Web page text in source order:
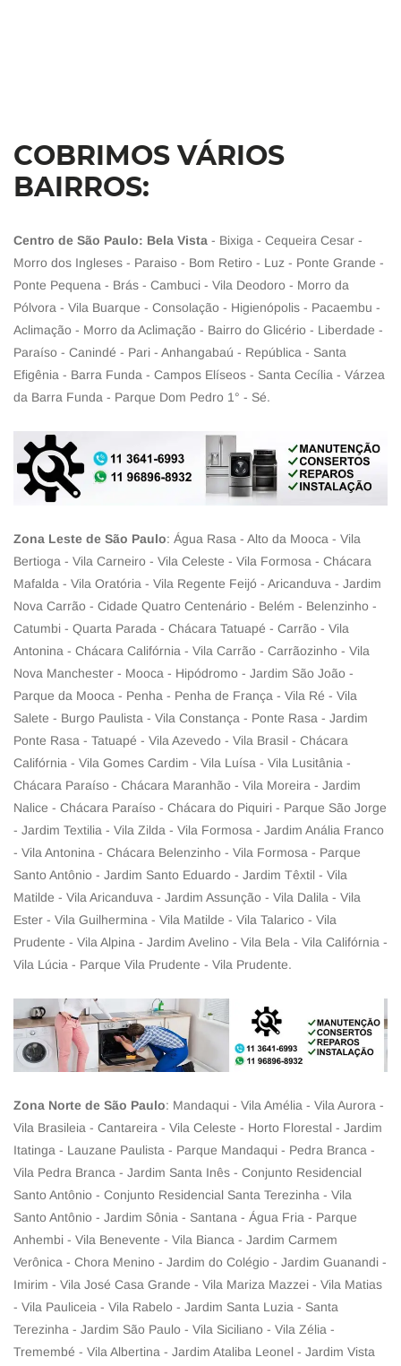
COBRIMOS VÁRIOS
BAIRROS:
Centro de São Paulo: Bela Vista - Bixiga - Cequeira Cesar -
Morro dos Ingleses - Paraiso - Bom Retiro - Luz - Ponte Grande -
Ponte Pequena - Brás - Cambuci - Vila Deodoro - Morro da
Pólvora - Vila Buarque - Consolação - Higienópolis - Pacaembu -
Aclimação - Morro da Aclimação - Bairro do Glicério - Liberdade -
Paraíso - Canindé - Pari - Anhangabaú - República - Santa
Efigênia - Barra Funda - Campos Elíseos - Santa Cecília - Várzea
da Barra Funda - Parque Dom Pedro 1° - Sé.
Zona Leste de São Paulo: Água Rasa - Alto da Mooca - Vila
Bertioga - Vila Carneiro - Vila Celeste - Vila Formosa - Chácara
Mafalda - Vila Oratória - Vila Regente Feijó - Aricanduva - Jardim
Nova Carrão - Cidade Quatro Centenário - Belém - Belenzinho -
Catumbi - Quarta Parada - Chácara Tatuapé - Carrão - Vila
Antonina - Chácara Califórnia - Vila Carrão - Carrãozinho - Vila
Nova Manchester - Mooca - Hipódromo - Jardim São João -
Parque da Mooca - Penha - Penha de França - Vila Ré - Vila
Salete - Burgo Paulista - Vila Constança - Ponte Rasa - Jardim
Ponte Rasa - Tatuapé - Vila Azevedo - Vila Brasil - Chácara
Califórnia - Vila Gomes Cardim - Vila Luísa - Vila Lusitânia -
Chácara Paraíso - Chácara Maranhão - Vila Moreira - Jardim
Nalice - Chácara Paraíso - Chácara do Piquiri - Parque São Jorge
- Jardim Textilia - Vila Zilda - Vila Formosa - Jardim Anália Franco
- Vila Antonina - Chácara Belenzinho - Vila Formosa - Parque
Santo Antônio - Jardim Santo Eduardo - Jardim Têxtil - Vila
Matilde - Vila Aricanduva - Jardim Assunção - Vila Dalila - Vila
Ester - Vila Guilhermina - Vila Matilde - Vila Talarico - Vila
Prudente - Vila Alpina - Jardim Avelino - Vila Bela - Vila Califórnia -
Vila Lúcia - Parque Vila Prudente - Vila Prudente.
Zona Norte de São Paulo: Mandaqui - Vila Amélia - Vila Aurora -
Vila Brasileia - Cantareira - Vila Celeste - Horto Florestal - Jardim
Itatinga - Lauzane Paulista - Parque Mandaqui - Pedra Branca -
Vila Pedra Branca - Jardim Santa Inês - Conjunto Residencial
Santo Antônio - Conjunto Residencial Santa Terezinha - Vila
Santo Antônio - Jardim Sônia - Santana - Água Fria - Parque
Anhembi - Vila Benevente - Vila Bianca - Jardim Carmem
Verônica - Chora Menino - Jardim do Colégio - Jardim Guanandi -
Imirim - Vila José Casa Grande - Vila Mariza Mazzei - Vila Matias
- Vila Pauliceia - Vila Rabelo - Jardim Santa Luzia - Santa
Terezinha - Jardim São Paulo - Vila Siciliano - Vila Zélia -
Tremembé - Vila Albertina - Jardim Ataliba Leonel - Jardim Vista